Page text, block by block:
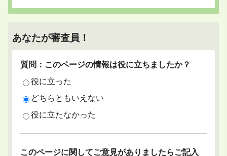
あなたが審査員！
質問：このページの情報は役に立ちましたか？
役に立った
どちらともいえない
役に立たなかった
このページに関してご意見がありましたらご記入